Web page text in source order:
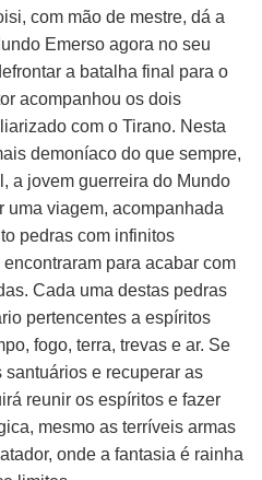
com mão de mestre, dá a
Emerso agora no seu
a batalha final para o
acompanhou os dois
com o Tirano. Nesta
demoníaco do que sempre,
a jovem guerreira do Mundo
uma viagem, acompanhada
pedras com infinitos
para acabar com
Cada uma destas pedras
pertencentes a espíritos
fogo, terra, trevas e ar. Se
e recuperar as
reunir os espíritos e fazer
mesmo as terríveis armas
onde a fantasia é rainha